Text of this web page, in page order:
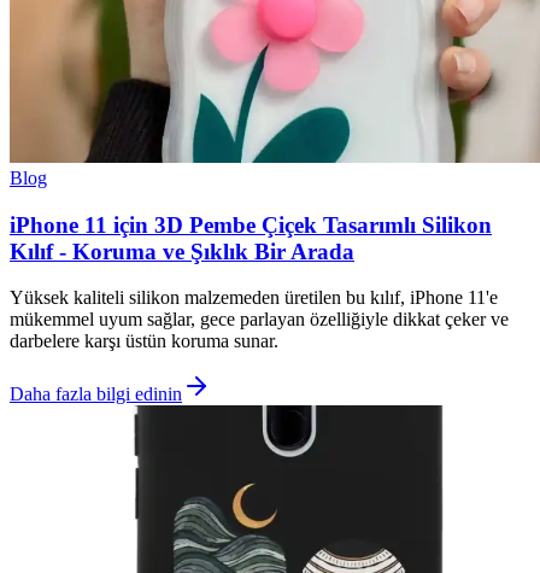
Blog
iPhone 11 için 3D Pembe Çiçek Tasarımlı Silikon
Kılıf - Koruma ve Şıklık Bir Arada
Yüksek kaliteli silikon malzemeden üretilen bu kılıf, iPhone 11'e
mükemmel uyum sağlar, gece parlayan özelliğiyle dikkat çeker ve
darbelere karşı üstün koruma sunar.
Daha fazla bilgi edinin